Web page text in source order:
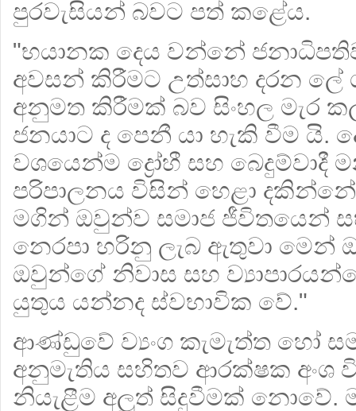
පුරවැසියන් බවට පත් කළේය.
"භයානක දෙය වන්නේ
අවසන් කිරීමට උත්සාහ දරන ලේ
අනුමත කිරීමක් බව සිංහල මැර
ජනයාට ද පෙනී යා හැකි වීම යි.
වශයෙන්ම ද්‍රෝහී සහ
පරිපාලනය විසින් හෙළා
මගින් ඔවුන්ව සමාජ ජීවිතයෙන්
නෙරපා හරිනු ලැබ ඇතුවා මෙන්
ඔවුන්ගේ නිවාස සහ
යුතුය යන්නද ස්වභාවික වේ."
ආණ්ඩුවේ ව්‍යංග කැමැත්ත හෝ
අනුමැතිය සහිතව ආරක්ෂක අංශ
නියැළීම අලුත් සිදුවීමක් නොවේ.